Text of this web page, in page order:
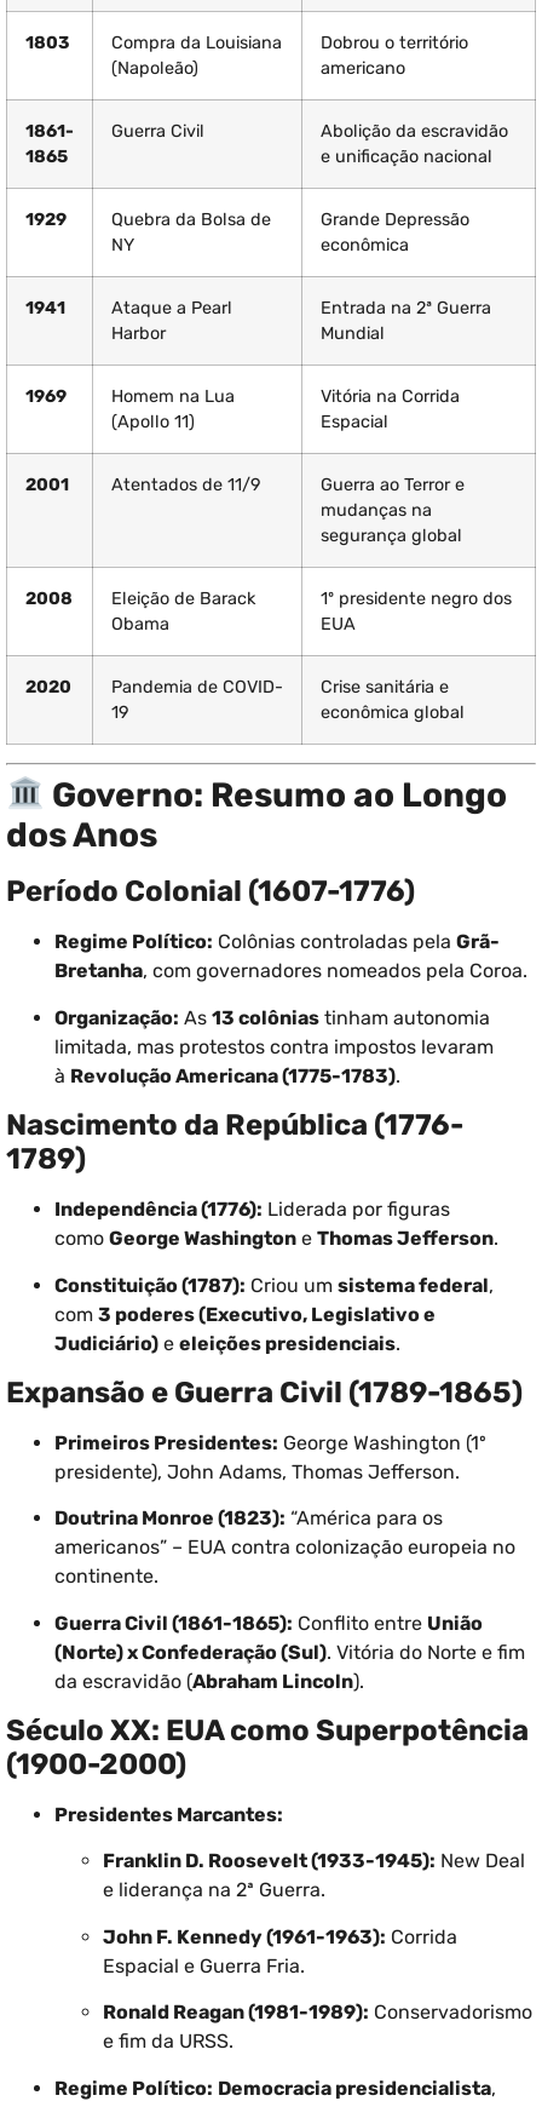
1803
Compra da Louisiana
(Napoleão)
Dobrou o território
americano
1861-
1865
Guerra Civil
Abolição da escravidão
e unificação nacional
1929
Quebra da Bolsa de
NY
Grande Depressão
econômica
1941
Ataque a Pearl
Harbor
Entrada na 2ª Guerra
Mundial
1969
Homem na Lua
(Apollo 11)
Vitória na Corrida
Espacial
2001 Atentados de 11/9
Guerra ao Terror e
mudanças na
segurança global
2008
Eleição de Barack
Obama
1º presidente negro dos
EUA
2020
Pandemia de COVID-
19
Crise sanitária e
econômica global
Governo: Resumo ao Longo
dos Anos
Período Colonial (1607-1776)
Regime Político: Colônias controladas pela Grã-
Bretanha, com governadores nomeados pela Coroa.
Organização: As 13 colônias tinham autonomia
limitada, mas protestos contra impostos levaram
à Revolução Americana (1775-1783).
Nascimento da República (1776-
1789)
Independência (1776): Liderada por figuras
como George Washington e Thomas Jefferson.
Constituição (1787): Criou um sistema federal,
com 3 poderes (Executivo, Legislativo e
Judiciário) e eleições presidenciais.
Expansão e Guerra Civil (1789-1865)
Primeiros Presidentes: George Washington (1º
presidente), John Adams, Thomas Jefferson.
Doutrina Monroe (1823): “América para os
americanos” – EUA contra colonização europeia no
continente.
Guerra Civil (1861-1865): Conflito entre União
(Norte) x Confederação (Sul). Vitória do Norte e fim
da escravidão (Abraham Lincoln).
Século XX: EUA como Superpotência
(1900-2000)
Presidentes Marcantes:
Franklin D. Roosevelt (1933-1945): New Deal
e liderança na 2ª Guerra.
John F. Kennedy (1961-1963): Corrida
Espacial e Guerra Fria.
Ronald Reagan (1981-1989): Conservadorismo
e fim da URSS.
Regime Político: Democracia presidencialista,